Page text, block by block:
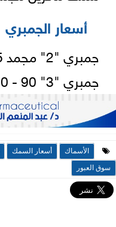
أسعار الجمبري
جمبري "2" مجمد 85 – 165 جنيهًا للكيلو
جمبري "3" 90 - 180 جنيهًا للكيلو
الأسماك أسعار السمك
سوق العبور